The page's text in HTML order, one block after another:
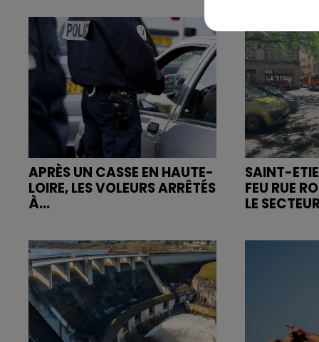
APRÈS UN CASSE EN HAUTE-
LOIRE, LES VOLEURS ARRÊTÉS
À...
SAINT-
FEU RUE
LE